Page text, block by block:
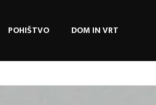
POHIŠTVO DOM IN VRT